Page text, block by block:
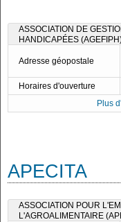
ASSOCIATION DE
HANDICAPÉES
Adresse géopostale
Horaires d'ouverture
Plus
APECITA
ASSOCIATION POUR
L'AGROALIMENTAIRE